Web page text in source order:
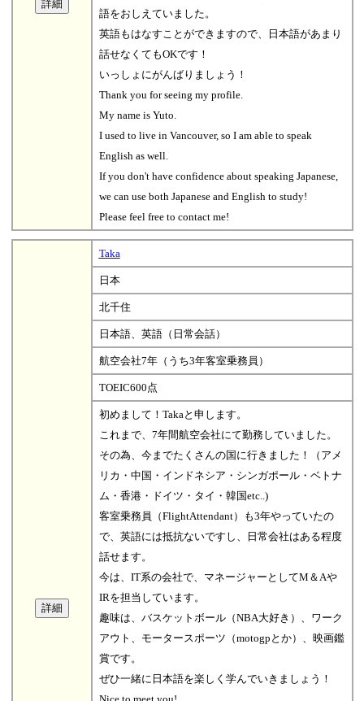
語をおしえていました。
英語もはなすことができますので、日本語があまり
話せなくてもOKです！
いっしょにがんばりましょう！
Thank you for seeing my profile.
My name is Yuto.
I used to live in Vancouver, so I am able to speak
English as well.
If you don't have confidence about speaking Japanese,
we can use both Japanese and English to study!
Please feel free to contact me!
Taka
日本
北千住
日本語、英語（日常会話）
航空会社7年（うち3年客室乗務員）
TOEIC600点
初めまして！Takaと申します。
これまで、7年間航空会社にて勤務していました。
その為、今までたくさんの国に行きました！（アメ
リカ・中国・インドネシア・シンガポール・ベトナ
ム・香港・ドイツ・タイ・韓国etc..)
客室乗務員（FlightAttendant）も3年やっていたの
で、英語には抵抗ないですし、日常会社はある程度
話せます。
今は、IT系の会社で、マネージャーとしてM＆Aや
IRを担当しています。
趣味は、バスケットボール（NBA大好き）、ワーク
アウト、モータースポーツ（motogpとか）、映画鑑
賞です。
ぜひ一緒に日本語を楽しく学んでいきましょう！